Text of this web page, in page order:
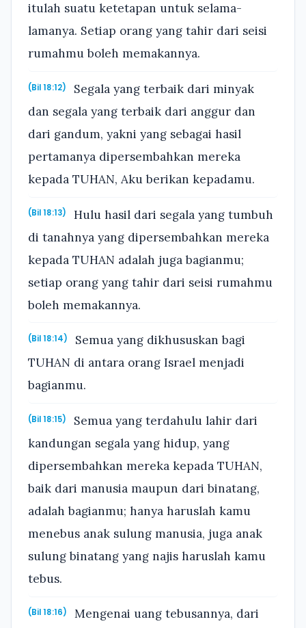
itulah suatu ketetapan untuk selama-
lamanya. Setiap orang yang tahir dari seisi
rumahmu boleh memakannya.
(Bil 18:12)
Segala yang terbaik dari minyak
dan segala yang terbaik dari anggur dan
dari gandum, yakni yang sebagai hasil
pertamanya dipersembahkan mereka
kepada TUHAN, Aku berikan kepadamu.
(Bil 18:13)
Hulu hasil dari segala yang tumbuh
di tanahnya yang dipersembahkan mereka
kepada TUHAN adalah juga bagianmu;
setiap orang yang tahir dari seisi rumahmu
boleh memakannya.
(Bil 18:14)
Semua yang dikhususkan bagi
TUHAN di antara orang Israel menjadi
bagianmu.
(Bil 18:15)
Semua yang terdahulu lahir dari
kandungan segala yang hidup, yang
dipersembahkan mereka kepada TUHAN,
baik dari manusia maupun dari binatang,
adalah bagianmu; hanya haruslah kamu
menebus anak sulung manusia, juga anak
sulung binatang yang najis haruslah kamu
tebus.
(Bil 18:16)
Mengenai uang tebusannya, dari